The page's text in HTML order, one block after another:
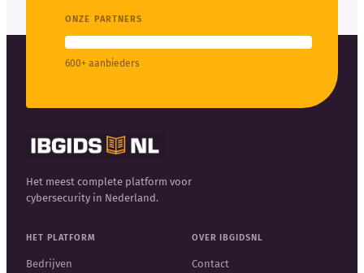
ONZE PARTNERS
600+ aanbieders
Het meest complete platform voor
cybersecurity in Nederland.
HET PLATFORM
Bedrijven
OVER IBGIDSNL
Contact